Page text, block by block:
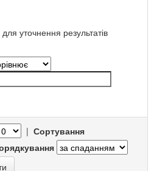
уточнення результатів
| Сортування